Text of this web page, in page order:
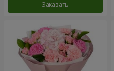
Заказать